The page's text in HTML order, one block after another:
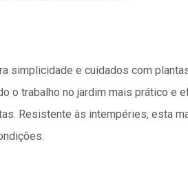
simplicidade e cuidados com
o trabalho no jardim mais prático e
Resistente às intempéries, esta